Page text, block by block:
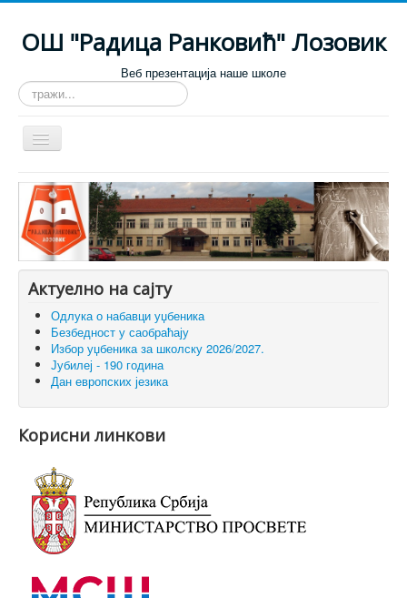
ОШ "Радица Ранковић" Лозовик
Веб презентација наше школе
тражи...
Искључи
навигацију
Почетна
О школи
Настава
За ученике
Огласна табла
Галерија
Вести
Актуелно на сајту
Одлука о набавци уџбеника
Безбедност у саобраћају
Избор уџбеника за школску 2026/2027.
Јубилеј - 190 година
Дан европских језика
Корисни линкови